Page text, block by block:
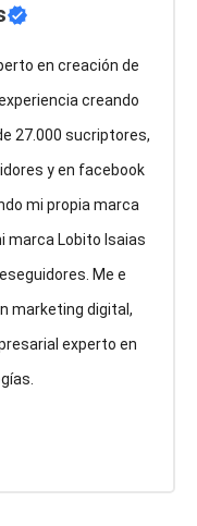
en creación de
creando
27.000 sucriptores,
y en facebook
mi propia marca
marca Lobito Isaias
Me e
marketing digital,
experto en